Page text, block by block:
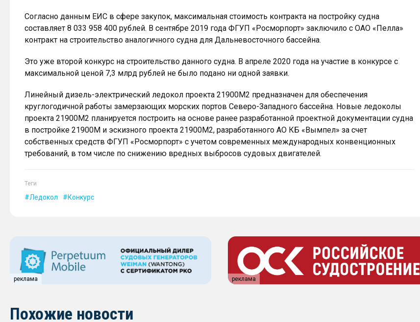
Согласно данным ЕИС в сфере закупок, максимальная стоимость контракта на постройку судна
составляет 8 033 958 400 рублей. В сентябре 2019 года ФГУП «Росморпорт» заключило с ОАО «Пелла»
контракт на строительство аналогичного судна для Дальневосточного бассейна.
Это уже второй конкурс на строительство данного судна. В апреле 2020 года на участие в конкурсе с
максимальной ценой 7,3 млрд рублей не было подано ни одной заявки.
Линейный дизель-электрический ледокол проекта 21900М2 предназначен для обеспечения
круглогодичной работы замерзающих морских портов Северо-Западного бассейна. Новые ледоколы
проекта 21900М2 планируется построить на основе ранее разработанной проектной документации судна
в постройке 21900М и эскизного проекта 21900М2, разработанного АО КБ «Вымпел» за счет
собственных средств ФГУП «Росморпорт» с учетом современных международных конвенционных
требований, в том числе по снижению вредных выбросов судовых двигателей.
Теги
Ледокол Конкурс
реклама реклама
Похожие новости